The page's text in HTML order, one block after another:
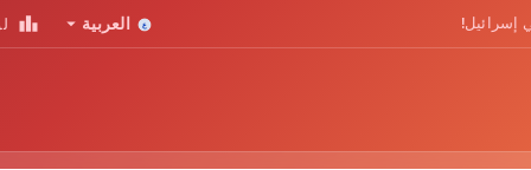
إسرائيل! العربية arrow_drop_down
leaderboard